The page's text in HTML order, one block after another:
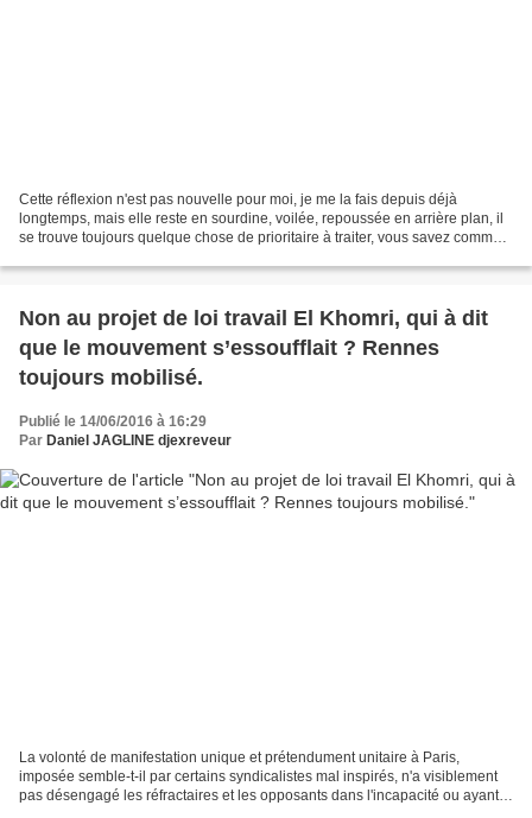
Cette réflexion n'est pas nouvelle pour moi, je me la fais depuis déjà
longtemps, mais elle reste en sourdine, voilée, repoussée en arrière plan, il
se trouve toujours quelque chose de prioritaire à traiter, vous savez comme
Non au projet de loi travail El Khomri, qui à dit
que le mouvement s’essoufflait ? Rennes
toujours mobilisé.
Publié le 14/06/2016 à 16:29
Par Daniel JAGLINE djexreveur
La volonté de manifestation unique et prétendument unitaire à Paris,
imposée semble-t-il par certains syndicalistes mal inspirés, n'a visiblement
pas désengagé les réfractaires et les opposants dans l'incapacité ou ayant